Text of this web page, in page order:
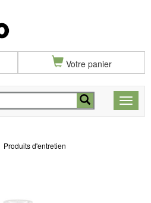
Votre panier
Toggle
Produits d'entretien